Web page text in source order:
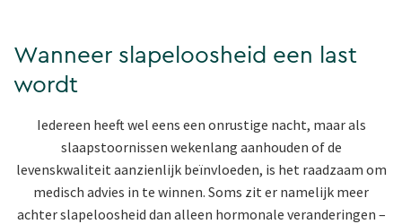
Wanneer slapeloosheid een last
wordt
Iedereen heeft wel eens een onrustige nacht, maar als
slaapstoornissen wekenlang aanhouden of de
levenskwaliteit aanzienlijk beïnvloeden, is het raadzaam om
medisch advies in te winnen. Soms zit er namelijk meer
achter slapeloosheid dan alleen hormonale veranderingen –